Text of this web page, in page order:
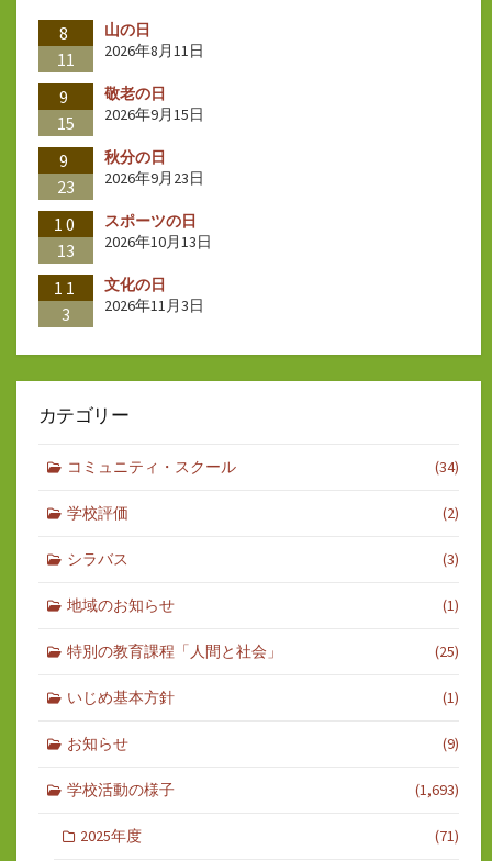
8
11
山の日
2026年8月11日
9
15
敬老の日
2026年9月15日
9
23
秋分の日
2026年9月23日
10
13
スポーツの日
2026年10月13日
11
3
文化の日
2026年11月3日
カテゴリー
コミュニティ・スクール (34)
学校評価 (2)
シラバス (3)
地域のお知らせ (1)
特別の教育課程「人間と社会」 (25)
いじめ基本方針 (1)
お知らせ (9)
学校活動の様子 (1,693)
2025年度 (71)